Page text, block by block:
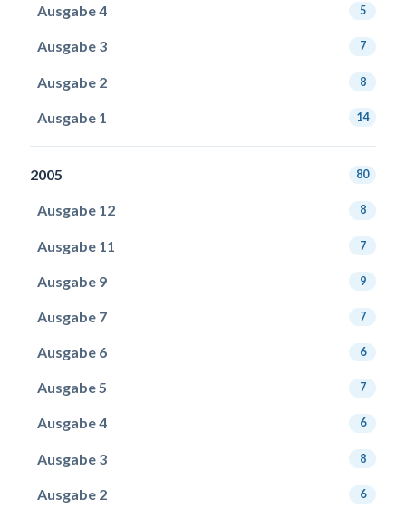
Ausgabe 4 5
Ausgabe 3 7
Ausgabe 2 8
Ausgabe 1 14
2005 80
Ausgabe 12 8
Ausgabe 11 7
Ausgabe 9 9
Ausgabe 7 7
Ausgabe 6 6
Ausgabe 5 7
Ausgabe 4 6
Ausgabe 3 8
Ausgabe 2 6